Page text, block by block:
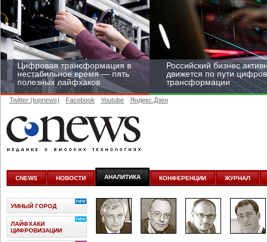
Цифровая трансформация в
нестабильное время — пять
полезных лайфхаков
Российский бизнес
движется по пути
трансформации
цифровизироваться со
скоростью крупных
корпораций
Twitter (topnews) Facebook Youtube Яндекс.Дзен
CNEWS НОВОСТИ АНАЛИТИКА КОНФЕРЕНЦИИ ЖУРНАЛ
УМНЫЙ ГОРОД
ЛАЙФХАКИ
ЦИФРОВИЗАЦИИ